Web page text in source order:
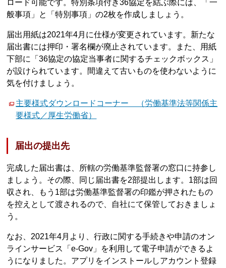
ロード可能です。特別条項付き36協定を結ぶ際には、「一
般事項」と「特別事項」の2枚を作成しましょう。
届出用紙は2021年4月に仕様が変更されています。新たな
届出書には押印・署名欄が廃止されています。また、用紙
下部に「36協定の協定当事者に関するチェックボックス」
が設けられています。間違えて古いものを使わないように
気を付けましょう。
主要様式ダウンロードコーナー （労働基準法等関係主
要様式／厚生労働省）
届出の提出先
完成した届出書は、所轄の労働基準監督署の窓口に持参し
ましょう。その際、同じ届出書を2部提出します。1部は回
収され、もう1部は労働基準監督署の印鑑が押されたもの
を控えとして渡されるので、自社にて保管しておきましょ
う。
なお、2021年4月より、行政に関する手続きや申請のオン
ラインサービス「e-Gov」を利用して電子申請ができるよ
うになりました。アプリをインストールしアカウント登録